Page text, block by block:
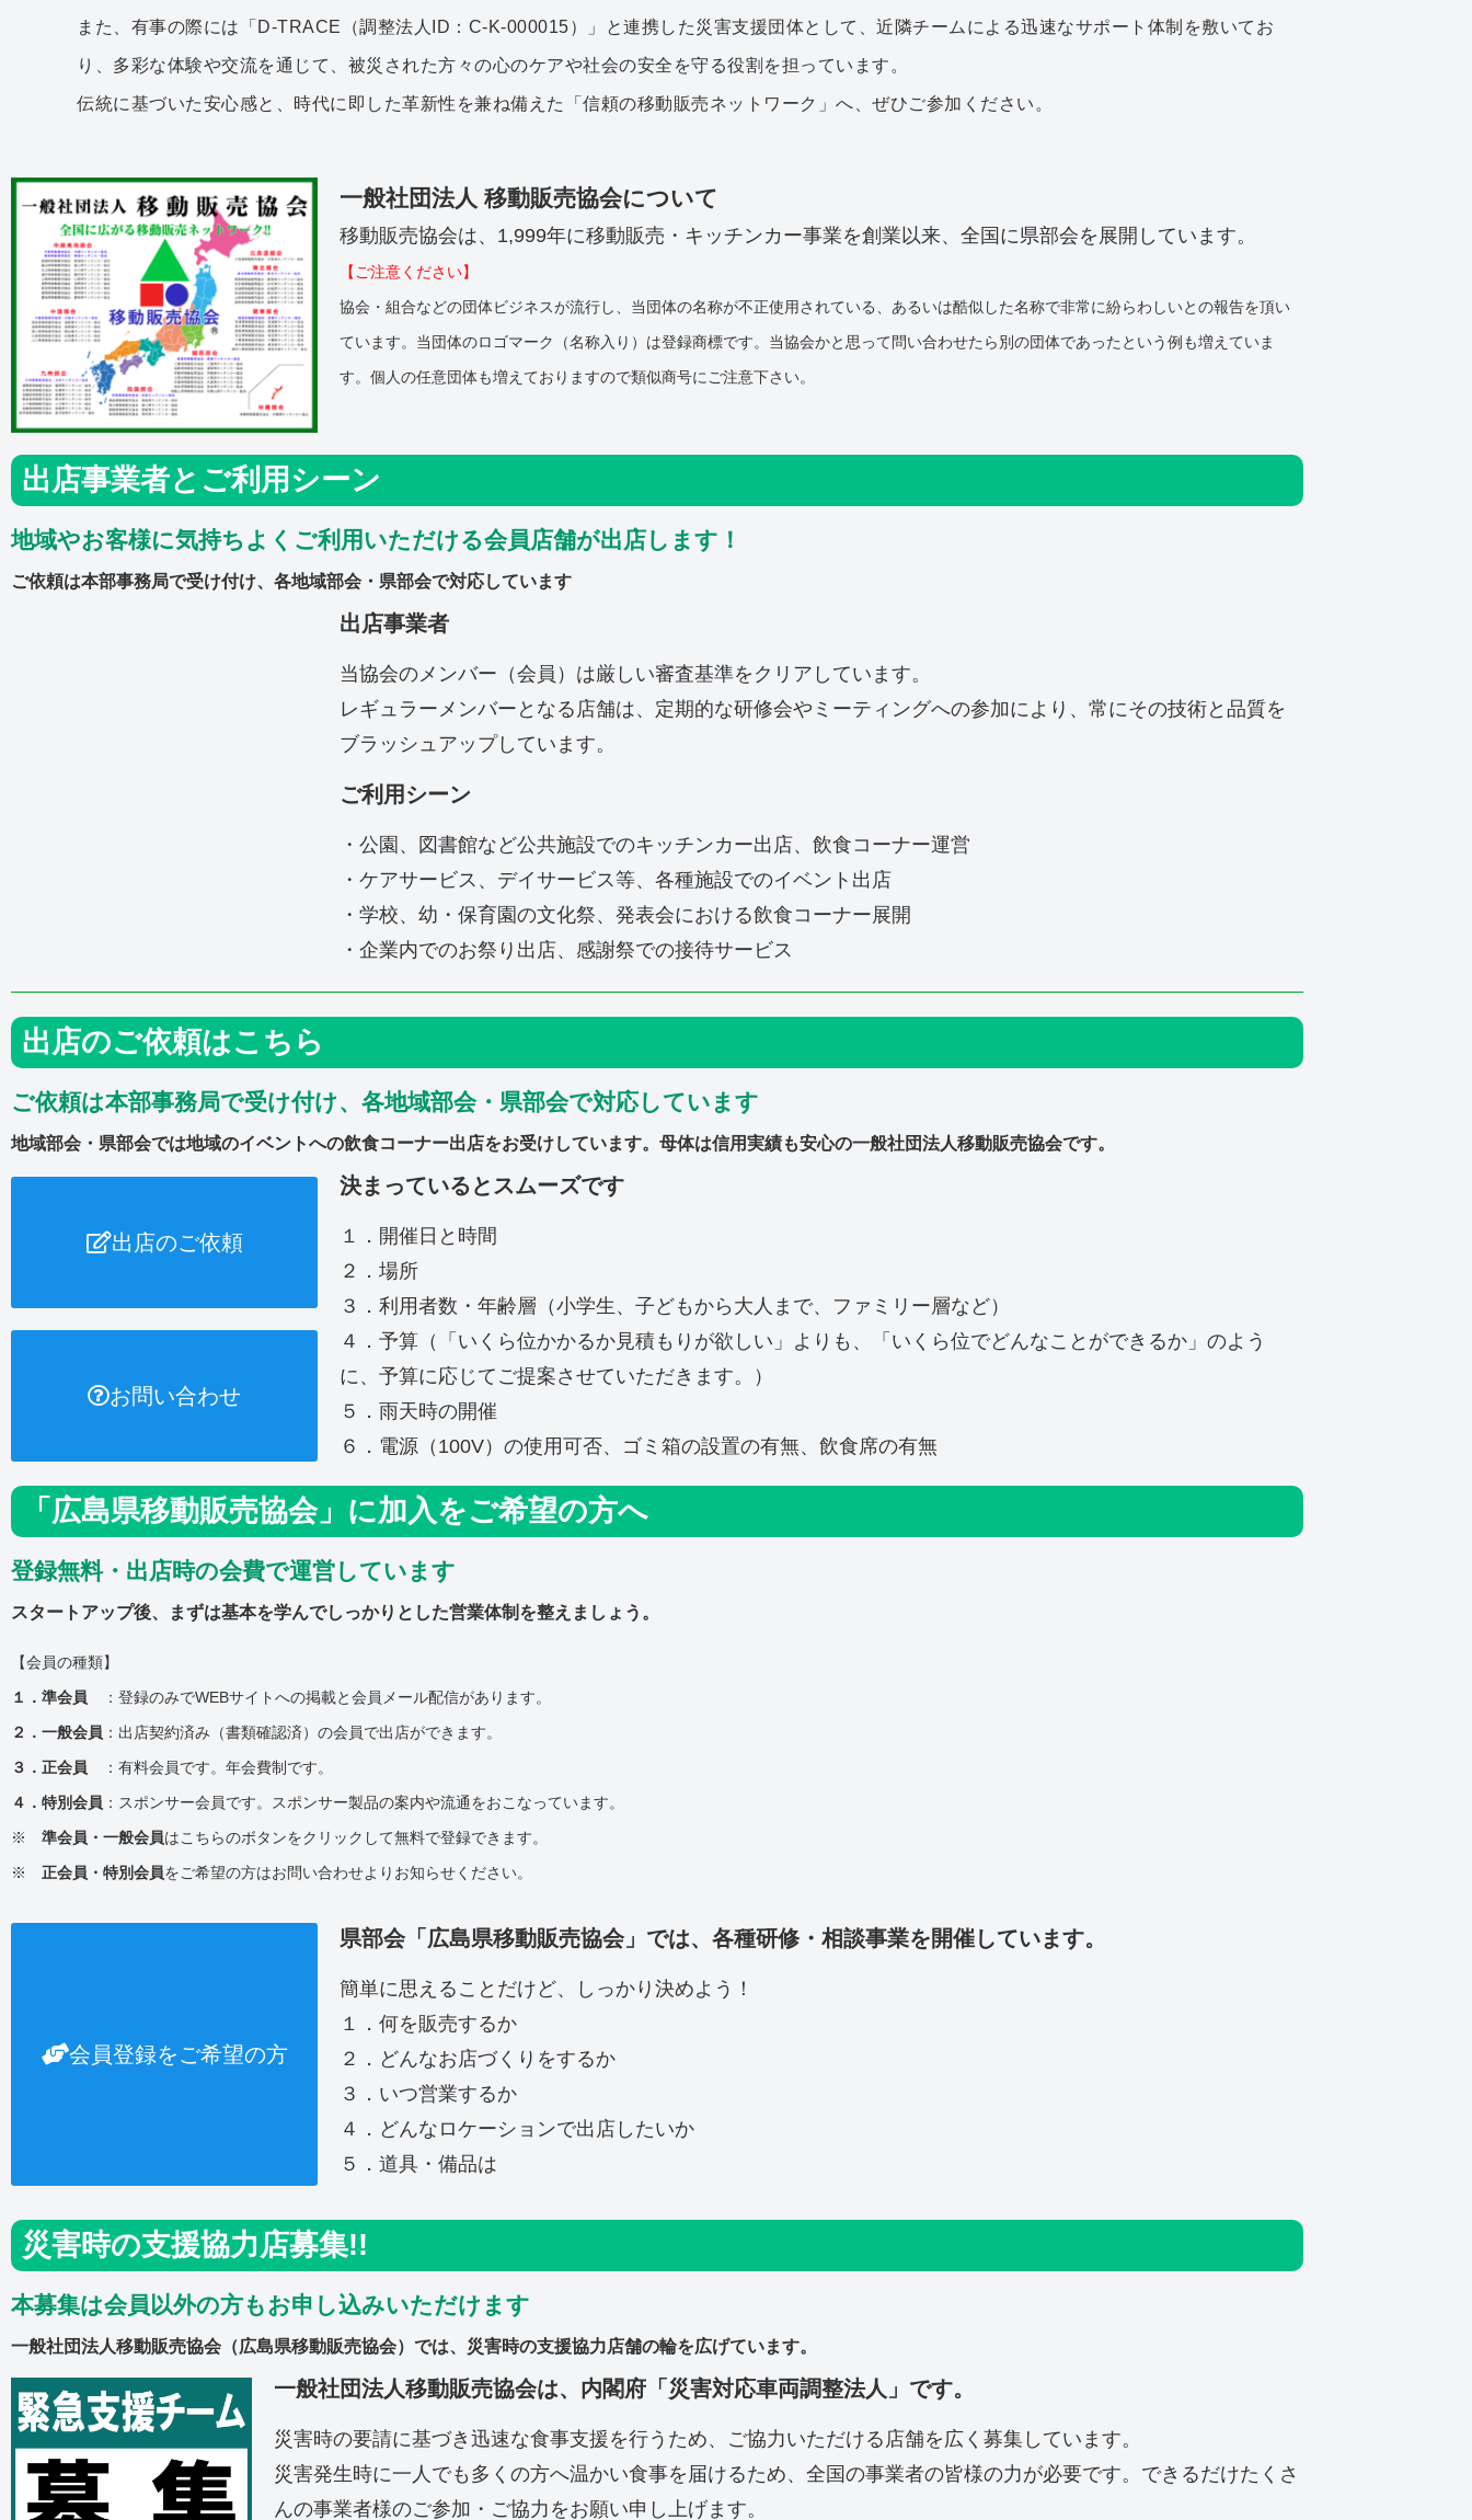
また、有事の際には「D-TRACE（調整法人ID：C-K-000015）」と連携した災害支援団体として、近隣チームによる迅速なサポート体制を敷いてお
り、多彩な体験や交流を通じて、被災された方々の心のケアや社会の安全を守る役割を担っています。
伝統に基づいた安心感と、時代に即した革新性を兼ね備えた「信頼の移動販売ネットワーク」へ、ぜひご参加ください。
一般社団法人 移動販売協会について
移動販売協会は、1,999年に移動販売・キッチンカー事業を創業以来、全国に県部会を展開しています。
【ご注意ください】
協会・組合などの団体ビジネスが流行し、当団体の名称が不正使用されている、あるいは酷似した名称で非常に紛らわしいとの報告を頂い
ています。当団体のロゴマーク（名称入り）は登録商標です。当協会かと思って問い合わせたら別の団体であったという例も増えていま
す。個人の任意団体も増えておりますので類似商号にご注意下さい。
出店事業者とご利用シーン
地域やお客様に気持ちよくご利用いただける会員店舗が出店します！
ご依頼は本部事務局で受け付け、各地域部会・県部会で対応しています
出店事業者
当協会のメンバー（会員）は厳しい審査基準をクリアしています。
レギュラーメンバーとなる店舗は、定期的な研修会やミーティングへの参加により、常にその技術と品質を
ブラッシュアップしています。
ご利用シーン
・公園、図書館など公共施設でのキッチンカー出店、飲食コーナー運営
・ケアサービス、デイサービス等、各種施設でのイベント出店
・学校、幼・保育園の文化祭、発表会における飲食コーナー展開
・企業内でのお祭り出店、感謝祭での接待サービス
出店のご依頼はこちら
ご依頼は本部事務局で受け付け、各地域部会・県部会で対応しています
地域部会・県部会では地域のイベントへの飲食コーナー出店をお受けしています。母体は信用実績も安心の一般社団法人移動販売協会です。
出店のご依頼
お問い合わせ
決まっているとスムーズです
１．開催日と時間
２．場所
３．利用者数・年齢層（小学生、子どもから大人まで、ファミリー層など）
４．予算（「いくら位かかるか見積もりが欲しい」よりも、「いくら位でどんなことができるか」のよう
に、予算に応じてご提案させていただきます。）
５．雨天時の開催
６．電源（100V）の使用可否、ゴミ箱の設置の有無、飲食席の有無
「広島県移動販売協会」に加入をご希望の方へ
登録無料・出店時の会費で運営しています
スタートアップ後、まずは基本を学んでしっかりとした営業体制を整えましょう。
【会員の種類】
１．準会員 ：登録のみでWEBサイトへの掲載と会員メール配信があります。
２．一般会員 ：出店契約済み（書類確認済）の会員で出店ができます。
３．正会員 ：有料会員です。年会費制です。
４．特別会員 ：スポンサー会員です。スポンサー製品の案内や流通をおこなっています。
※ 準会員・一般会員はこちらのボタンをクリックして無料で登録できます。
※ 正会員・特別会員をご希望の方はお問い合わせよりお知らせください。
会員登録をご希望の方
県部会「広島県移動販売協会」では、各種研修・相談事業を開催しています。
簡単に思えることだけど、しっかり決めよう！
１．何を販売するか
２．どんなお店づくりをするか
３．いつ営業するか
４．どんなロケーションで出店したいか
５．道具・備品は
災害時の支援協力店募集!!
本募集は会員以外の方もお申し込みいただけます
一般社団法人移動販売協会（広島県移動販売協会）では、災害時の支援協力店舗の輪を広げています。
一般社団法人移動販売協会は、内閣府「災害対応車両調整法人」です。
災害時の要請に基づき迅速な食事支援を行うため、ご協力いただける店舗を広く募集しています。
災害発生時に一人でも多くの方へ温かい食事を届けるため、 全国の事業者の皆様の力が必要です。 できるだけたくさ
んの事業者様のご参加・ご協力をお願い申し上げます。